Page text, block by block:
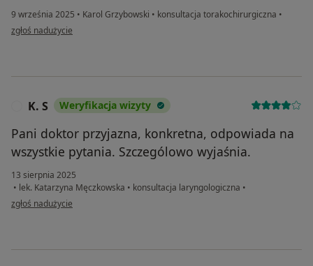
9 września 2025 • Karol Grzybowski • konsultacja torakochirurgiczna •
w opinii użytkownika Oskar
zgłoś nadużycie
K. S Weryfikacja wizyty
Pani doktor przyjazna, konkretna, odpowiada na
wszystkie pytania. Szczególowo wyjaśnia.
13 sierpnia 2025
• lek. Katarzyna Męczkowska • konsultacja laryngologiczna •
w opinii użytkownika K. S
zgłoś nadużycie